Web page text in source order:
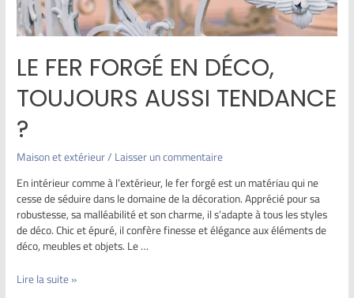
LE FER FORGÉ EN DÉCO,
TOUJOURS AUSSI TENDANCE
?
Maison et extérieur/Laisser un commentaire
En intérieur comme à l’extérieur, le fer forgé est un matériau qui ne
cesse de séduire dans le domaine de la décoration. Apprécié pour sa
robustesse, sa malléabilité et son charme, il s’adapte à tous les styles
de déco. Chic et épuré, il confère finesse et élégance aux éléments de
déco, meubles et objets. Le …
Lire la suite »